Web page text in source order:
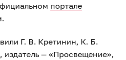
портале
Г. В. Кретинин, К. Б.
— «Просвещение»,